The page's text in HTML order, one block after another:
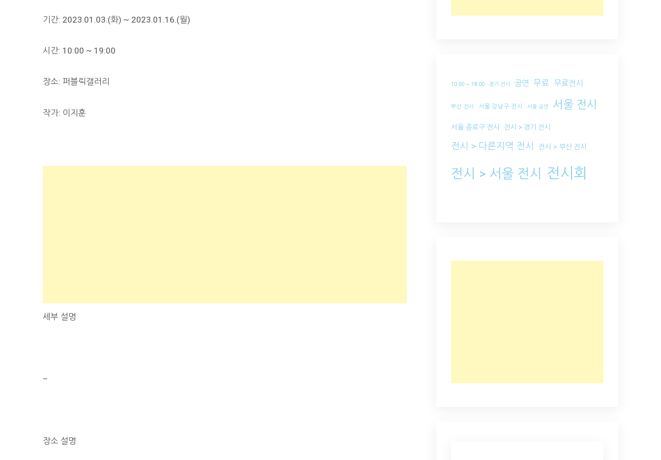
기간: 2023.01.03.(화) ~ 2023.01.16.(월)
시간: 10:00 ~ 19:00
장소: 퍼블릭갤러리
작가: 이지훈
세부 설명
–
장소 설명
10:00 ~ 18:00 경기 전시 공연 무료 무료전시
부산 전시 서울 강남구 전시 서울 공연 서울 전시
서울 종로구 전시 전시 > 경기 전시
전시 > 다른지역 전시 전시 > 부산 전시
전시 > 서울 전시 전시회